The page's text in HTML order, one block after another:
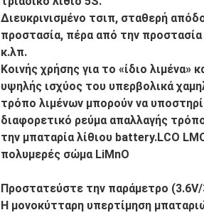
Διευκρινισμένο τσιπ, σταθερή
προστασία, πέρα από την
κ.λπ.
Κοινής χρήσης για το «ίδιο λιμένα»
υψηλής ισχύος του υπερβολικά
τρόπο λιμένων μπορούν να
διαφορετικό ρεύμα απαλλαγής
την μπαταρία λίθιου battery.LCO
πολυμερές σώμα LiMnO
Προστατεύστε την παράμετρο
Η μονοκύτταρη υπερτίμηση